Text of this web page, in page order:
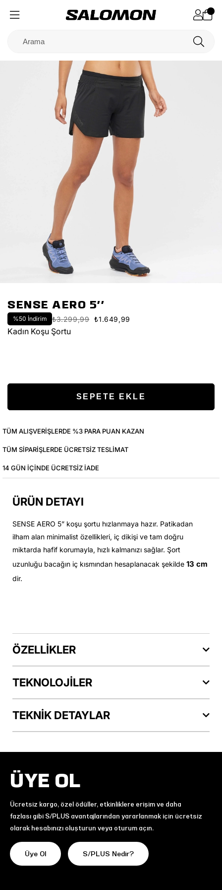
SENSE AERO 5''
%50 İndirim ₺3.299,99 ₺1.649,99
Kadın Koşu Şortu
TÜM ALIŞVERIŞLERDE %3 PARA PUAN KAZAN
TÜM SIPARIŞLERDE ÜCRETSIZ TESLIMAT
14 GÜN IÇINDE ÜCRETSIZ IADE
ÜRÜN DETAYI
SENSE AERO 5” koşu şortu hızlanmaya hazır. Patikadan
ilham alan minimalist özellikleri, iç dikişi ve tam doğru
miktarda hafif korumayla, hızlı kalmanızı sağlar. Şort
uzunluğu bacağın iç kısmından hesaplanacak şekilde 13 cm
dir.
ÖZELLİKLER
TEKNOLOJİLER
TEKNİK DETAYLAR
ÜYE OL
Ücretsiz kargo, özel ödüller, etkinliklere erişim ve daha
fazlası gibi S/PLUS avantajlarından yararlanmak için ücretsiz
olarak hesabınızı oluşturun veya oturum açın.
Üye Ol S/PLUS Nedir?